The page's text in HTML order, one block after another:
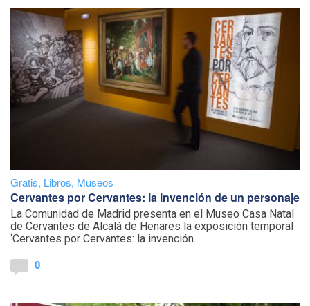
Gratis, Libros, Museos
Cervantes por Cervantes: la invención de un personaje
La Comunidad de Madrid presenta en el Museo Casa Natal
de Cervantes de Alcalá de Henares la exposición temporal
‘Cervantes por Cervantes: la invención...
0